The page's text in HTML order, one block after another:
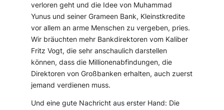
verloren geht und die Idee von Muhammad
Yunus und seiner Grameen Bank, Kleinstkredite
vor allem an arme Menschen zu vergeben, pries.
Wir bräuchten mehr Bankdirektoren vom Kaliber
Fritz Vogt, die sehr anschaulich darstellen
können, dass die Millionenabfindungen, die
Direktoren von Großbanken erhalten, auch zuerst
jemand verdienen muss.
Und eine gute Nachricht aus erster Hand: Die